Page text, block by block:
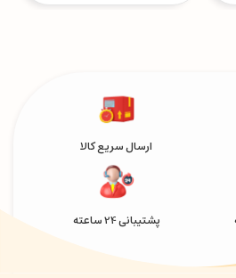
ارسال سریع کالا
پشتیبانی 24 ساعته